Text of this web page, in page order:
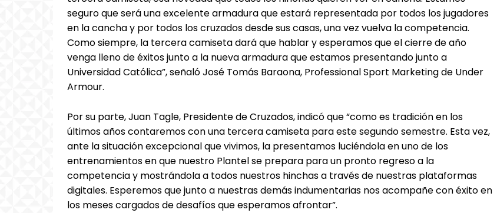
seguro que será una excelente armadura que estará representada por todos los jugadores
en la cancha y por todos los cruzados desde sus casas, una vez vuelva la competencia.
Como siempre, la tercera camiseta dará que hablar y esperamos que el cierre de año
venga lleno de éxitos junto a la nueva armadura que estamos presentando junto a
Universidad Católica”, señaló José Tomás Baraona, Professional Sport Marketing de Under
Armour.
Por su parte, Juan Tagle, Presidente de Cruzados, indicó que “como es tradición en los
últimos años contaremos con una tercera camiseta para este segundo semestre. Esta vez,
ante la situación excepcional que vivimos, la presentamos luciéndola en uno de los
entrenamientos en que nuestro Plantel se prepara para un pronto regreso a la
competencia y mostrándola a todos nuestros hinchas a través de nuestras plataformas
digitales. Esperemos que junto a nuestras demás indumentarias nos acompañe con éxito en
los meses cargados de desafíos que esperamos afrontar”.